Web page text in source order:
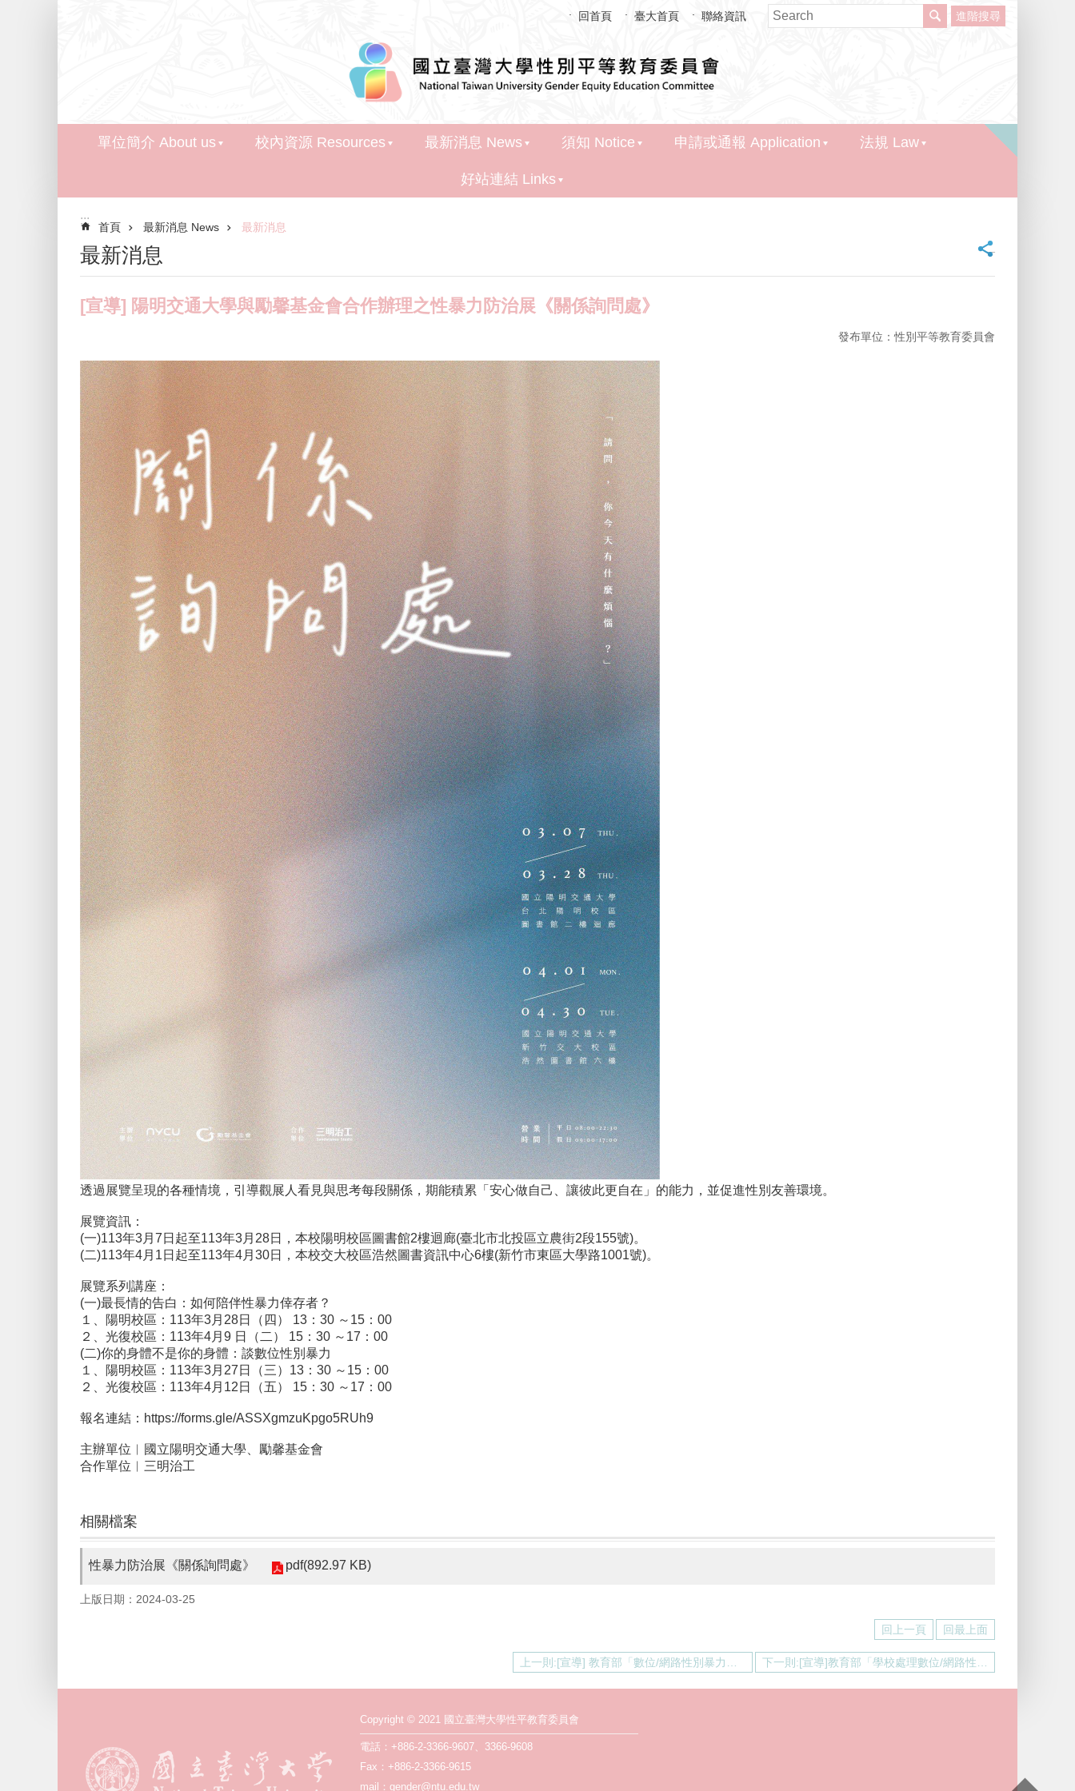
回首頁 臺大首頁 聯絡資訊 進階搜尋
單位簡介 About us 校內資源 Resources 最新消息 News 須知 Notice 申請或通報 Application 法規 Law
好站連結 Links
::: 首頁 最新消息 News 最新消息
最新消息 _
[宣導] 陽明交通大學與勵馨基金會合作辦理之性暴力防治展《關係詢問處》
發布單位：性別平等教育委員會
透過展覽呈現的各種情境，引導觀展人看見與思考每段關係，期能積累「安心做自己、讓彼此更自在」的能力，並促進性別友善環境。
展覽資訊：
(一)113年3月7日起至113年3月28日，本校陽明校區圖書館2樓迴廊(臺北市北投區立農街2段155號)。
(二)113年4月1日起至113年4月30日，本校交大校區浩然圖書資訊中心6樓(新竹市東區大學路1001號)。
展覽系列講座：
(一)最長情的告白：如何陪伴性暴力倖存者？
１、陽明校區：113年3月28日（四） 13：30 ～15：00
２、光復校區：113年4月9 日（二） 15：30 ～17：00
(二)你的身體不是你的身體：談數位性別暴力
１、陽明校區：113年3月27日（三）13：30 ～15：00
２、光復校區：113年4月12日（五） 15：30 ～17：00
報名連結：https://forms.gle/ASSXgmzuKpgo5RUh9
主辦單位︱國立陽明交通大學、勵馨基金會
合作單位︱三明治工
相關檔案
性暴力防治展《關係詢問處》 pdf(892.97 KB)
上版日期：2024-03-25
回上一頁 回最上面
Copyright © 2021 國立臺灣大學性平教育委員會
電話：+886-2-3366-9607、3366-9608
Fax：+886-2-3366-9615
mail：gender@ntu.edu.tw